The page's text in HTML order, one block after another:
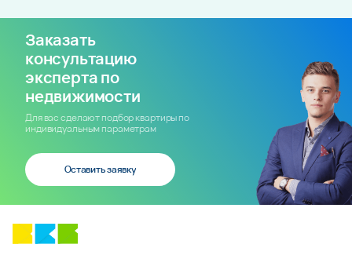
Заказать
консультацию
эксперта по
недвижимости
Для вас сделают подбор квартиры по
индивидуальным параметрам
Оставить заявку